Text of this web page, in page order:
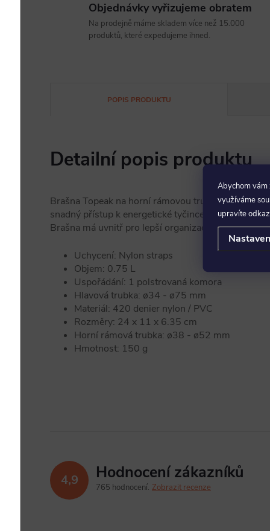
Abychom vám
využíváme
upravíte
Objednávky vyřizujeme obratem
Na prodejně máme skladem více než 15.000
produktů, které expedujeme ihned.
POPIS PRODUKTU
Detailní popis produktu
Brašna Topeak na horní rámovou trubku. Brašna
snadný přístup k energetické tyčince, mobilnímu
Brašna má uvnitř pro lepší organizace obsahu dvě
Uchycení: Nylon straps
Objem: 0.75 L
Uspořádání: 1 polstrovaná komora
Hlavová trubka: ø34 - ø75 mm
Materiál: 420 denier nylon / PVC
Rozměry: 24 x 11 x 6.35 cm
Horní rámová trubka: ø38 - ø52 mm
Hmotnost: 150 g
4,9 Hodnocení zákazníků
765 hodnocení Zobrazit recenze